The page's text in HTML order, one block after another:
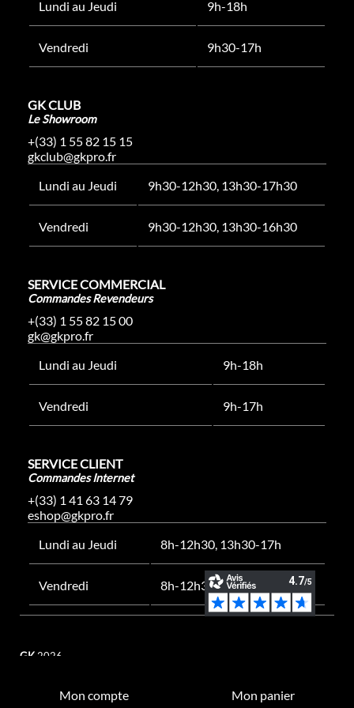
Lundi au Jeudi 9h-18h
Vendredi 9h30-17h
GK CLUB
Le Showroom
+(33) 1 55 82 15 15
gkclub@gkpro.fr
Lundi au Jeudi
9h30-12h30, 13h30-17h30
Vendredi 9h30-12h30, 13h30-16h30
SERVICE COMMERCIAL
Commandes Revendeurs
+(33) 1 55 82 15 00
gk@gkpro.fr
Lundi au Jeudi
9h-18h
Vendredi 9h-17h
SERVICE CLIENT
Commandes Internet
+(33) 1 41 63 14 79
eshop@gkpro.fr
Lundi au Jeudi
8h-12h30, 13h30-17h
Vendredi 8h-12h30, 13h30-16h
GK 2026
Mon compte Mon panier